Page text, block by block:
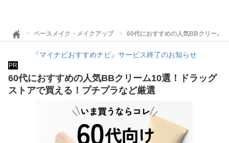
ベースメイク・メイクアップ 60代におすすめの人気BBクリーム
『マイナビおすすめナビ』サービス終了のお知らせ
PR
60代におすすめの人気BBクリーム10選！ドラッグ
ストアで買える！プチプラなど厳選